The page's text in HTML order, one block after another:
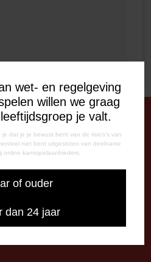
wet- en regelgeving
willen we graag
je valt.
dat je je bewust bent van de risico's van
niet bent uitgesloten van deelname
online kansspelaanbieders.
of ouder
dan 24 jaar